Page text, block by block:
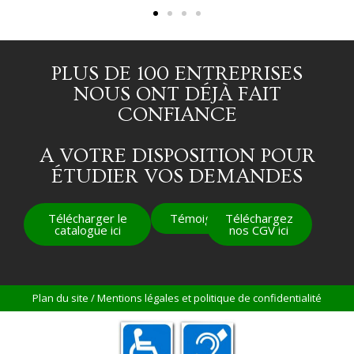
PLUS DE 100 ENTREPRISES
NOUS ONT DÉJÀ FAIT
CONFIANCE
A VOTRE DISPOSITION POUR
ÉTUDIER VOS DEMANDES
Télécharger le
catalogue ici
TémoignagesTéléchargez
nos CGV ici
Plan du site /Mentions légales et politique de confidentialité